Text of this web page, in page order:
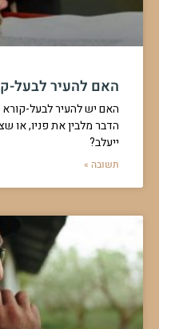
מה נברך על סלט פירות
שיעור מרתק בדיני ברכות הנהנין
על מיץ תפוזים בורא פרי העץ